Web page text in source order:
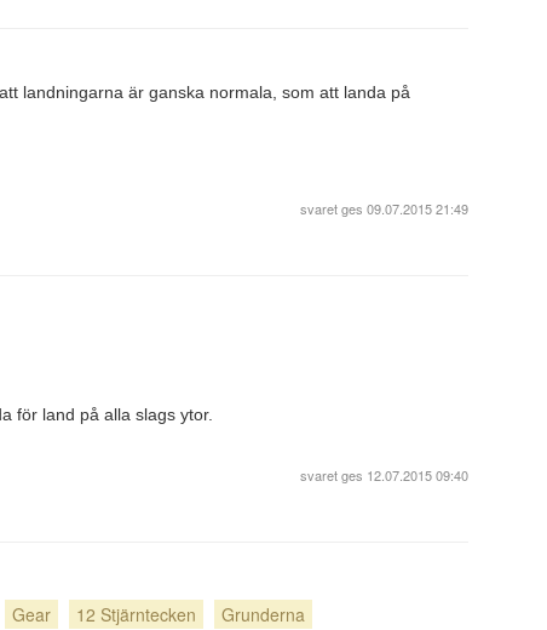
landningarna är ganska normala, som att landa på
svaret ges 09.07.2015 21:49
för land på alla slags ytor.
svaret ges 12.07.2015 09:40
Gear 12 Stjärntecken Grunderna